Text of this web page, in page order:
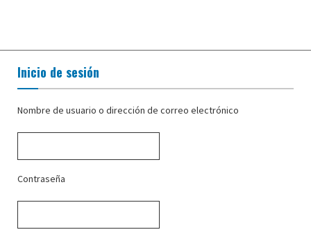
Inicio de sesión
Nombre de usuario o dirección de correo electrónico
Contraseña